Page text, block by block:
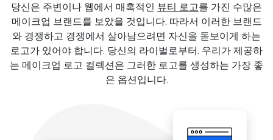
당신은 주변이나 웹에서 매혹적인 뷰티 로고를 가진 수많은
메이크업 브랜드를 보았을 것입니다. 따라서 이러한 브랜드
와 경쟁하고 경쟁에서 살아남으려면 자신을 돋보이게 하는
로고가 있어야 합니다. 당신의 라이벌로부터. 우리가 제공하
는 메이크업 로고 컬렉션은 그러한 로고를 생성하는 가장 좋
은 옵션입니다.